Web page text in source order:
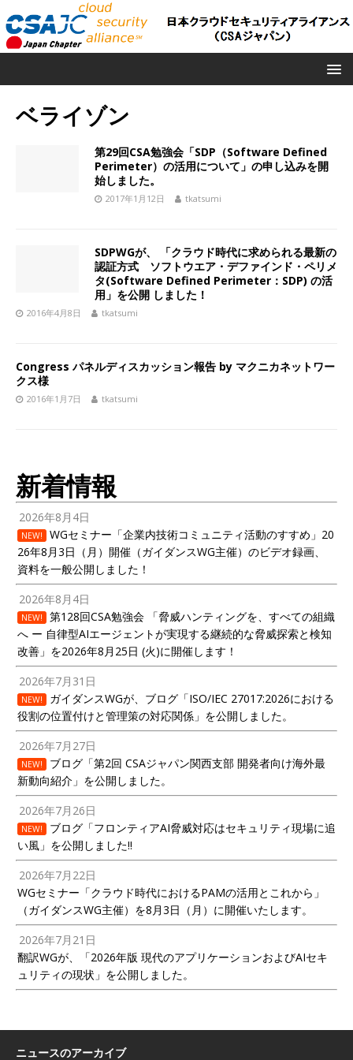
ベライゾン
第29回CSA勉強会「SDP（Software Defined
Perimeter）の活用について」の申し込みを開
始しました。
2017年1月12日 tkatsumi
SDPWGが、 「クラウド時代に求められる最新の
認証方式 ソフトウエア・デファインド・ペリメ
タ(Software Defined Perimeter：SDP) の活
用」を公開 しました！
2016年4月8日 tkatsumi
Congress パネルディスカッション報告 by マクニカネットワー
クス様
2016年1月7日 tkatsumi
新着情報
2026年8月4日
NEW!
WGセミナー「企業内技術コミュニティ活動のすすめ」20
26年8月3日（月）開催（ガイダンスWG主催）のビデオ録画、
資料を一般公開しました！
2026年8月4日
NEW!
第128回CSA勉強会 「脅威ハンティングを、すべての組織
へ ー 自律型AIエージェントが実現する継続的な脅威探索と検知
改善」を2026年8月25日 (火)に開催します！
2026年7月31日
NEW!
ガイダンスWGが、ブログ「ISO/IEC 27017:2026における
役割の位置付けと管理策の対応関係」を公開しました。
2026年7月27日
NEW!
ブログ「第2回 CSAジャパン関西支部 開発者向け海外最
新動向紹介」を公開しました。
2026年7月26日
NEW!
ブログ「フロンティアAI脅威対応はセキュリティ現場に追
い風」を公開しました!!
2026年7月22日
WGセミナー「クラウド時代におけるPAMの活用とこれから」
（ガイダンスWG主催）を8月3日（月）に開催いたします。
2026年7月21日
翻訳WGが、「2026年版 現代のアプリケーションおよびAIセキ
ュリティの現状」を公開しました。
ニュースのアーカイブ